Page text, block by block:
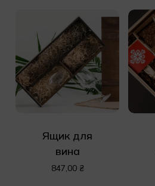
Ящик для
вина
847,00 ₴